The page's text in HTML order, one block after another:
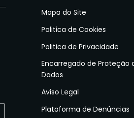
Mapa do Site
Politica de Cookies
Politica de Privacidade
Encarregado de Proteção
Dados
Aviso Legal
Plataforma de Denúncias